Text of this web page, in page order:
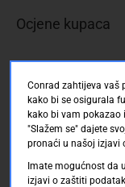
pinskih
konektora
Broj
2
Broj
polova:
15
Ocjene kupaca
Conrad zahtijeva vaš
kako bi se osigurala
kako bi vam pokazao
"Slažem se" dajete
pronaći u našoj izjavi
Imate mogućnost da
izjavi o zaštiti